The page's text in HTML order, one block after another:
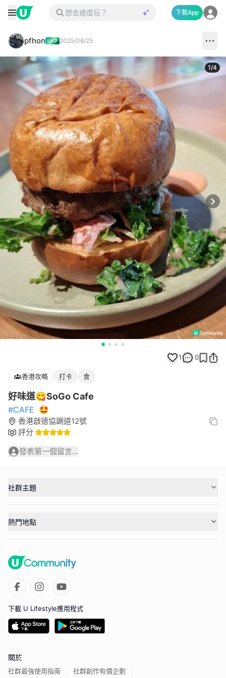
下載App
pfhon 2025/06/25
1/4
1 0
香港攻略 打卡 食
好味道😋SoGo Cafe
#CAFE 🤩
香港啟德協調道12號
評分
發表第一個留言...
社群主題
熱門地點
下載 U Lifestyle應用程式
關於
社群最強使用指南 社群創作有價企劃